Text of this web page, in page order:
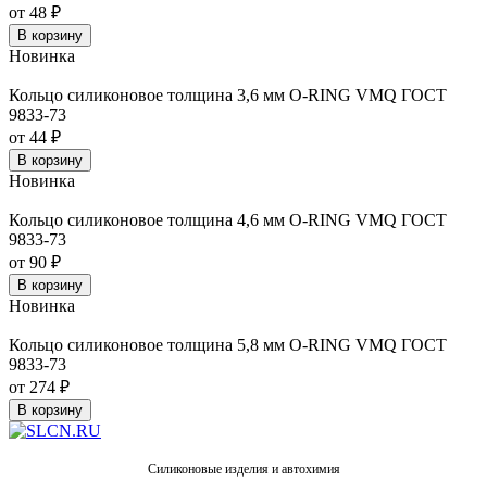
от 48 ₽
В корзину
Новинка
Кольцо силиконовое толщина 3,6 мм O-RING VMQ ГОСТ
9833-73
от 44 ₽
В корзину
Новинка
Кольцо силиконовое толщина 4,6 мм O-RING VMQ ГОСТ
9833-73
от 90 ₽
В корзину
Новинка
Кольцо силиконовое толщина 5,8 мм O-RING VMQ ГОСТ
9833-73
от 274 ₽
В корзину
Силиконовые изделия и автохимия